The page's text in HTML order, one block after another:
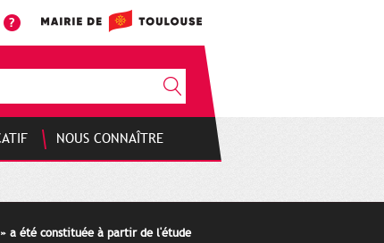
NOUS CONNAÎTRE
a été constituée à partir de l'étude